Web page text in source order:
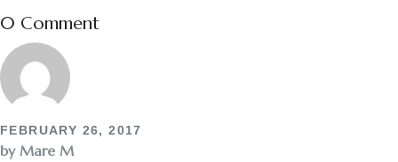
0 Comment
FEBRUARY 26, 2017
by Mare M